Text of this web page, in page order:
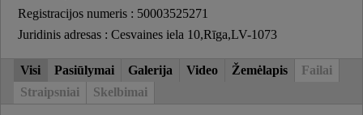
Registracijos numeris : 50003525271
Juridinis adresas : Cesvaines iela 10,Rīga,LV-1073
Visi Pasiūlymai Galerija Video Žemėlapis
Failai
Straipsniai
Skelbimai